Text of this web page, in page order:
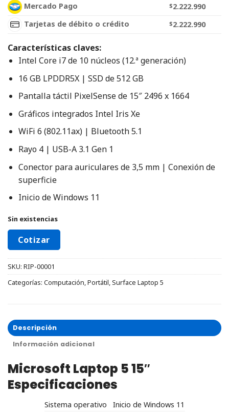
Mercado Pago $2.222.990
Tarjetas de débito o crédito
$2.222.990
Características claves:
Intel Core i7 de 10 núcleos (12.ª generación)
16 GB LPDDR5X | SSD de 512 GB
Pantalla táctil PixelSense de 15″ 2496 x 1664
Gráficos integrados Intel Iris Xe
WiFi 6 (802.11ax) | Bluetooth 5.1
Rayo 4 | USB-A 3.1 Gen 1
Conector para auriculares de 3,5 mm | Conexión de
superficie
Inicio de Windows 11
Sin existencias
Cotizar
SKU: RIP-00001
Categorías: Computación,Portátil,Surface Laptop 5
Descripción
Información adicional
Microsoft Laptop 5 15″
Especificaciones
Sistema operativo
Inicio de Windows 11